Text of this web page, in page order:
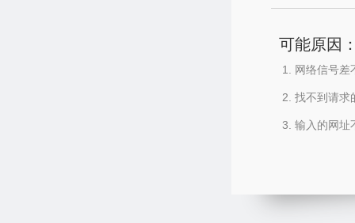
可能原因
网络信号差
找不到请求
输入的网址